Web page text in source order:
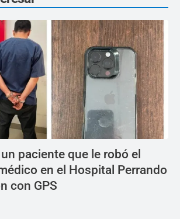
paciente que le robó el
en el Hospital Perrando
con GPS